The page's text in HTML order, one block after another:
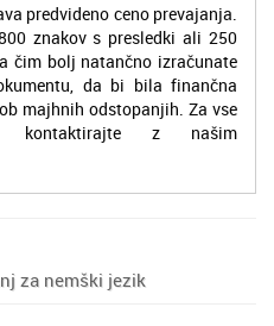
predvideno ceno prevajanja.
znakov s presledki ali 250
čim bolj natančno izračunate
da bi bila finančna
majhnih odstopanjih. Za vse
kontaktirajte z našim
za nemški jezik